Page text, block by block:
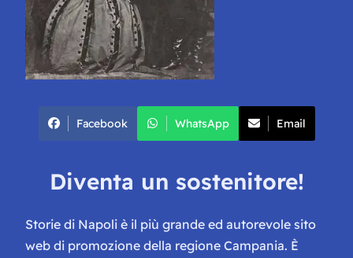
Facebook WhatsApp Email
Diventa un sostenitore!
Storie di Napoli è il più grande ed autorevole sito
web di promozione della regione Campania. È